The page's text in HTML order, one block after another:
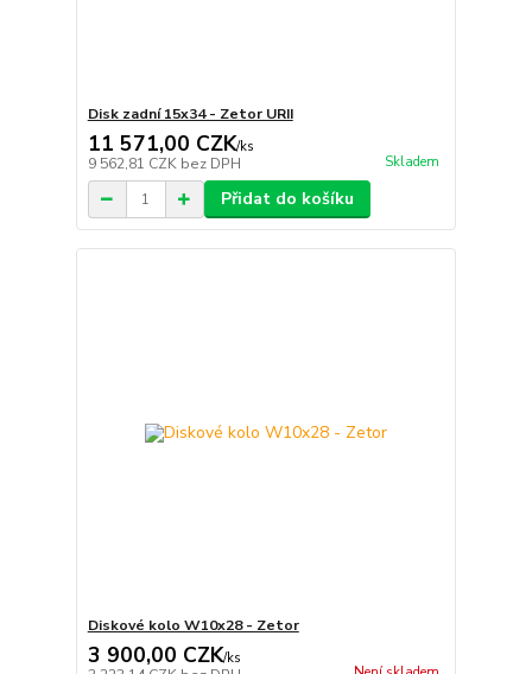
Disk zadní 15x34 - Zetor URII
11 571,00 CZK/ks
9 562,81 CZK bez DPH Skladem
Přidat do košíku
Diskové kolo W10x28 - Zetor
3 900,00 CZK/ks